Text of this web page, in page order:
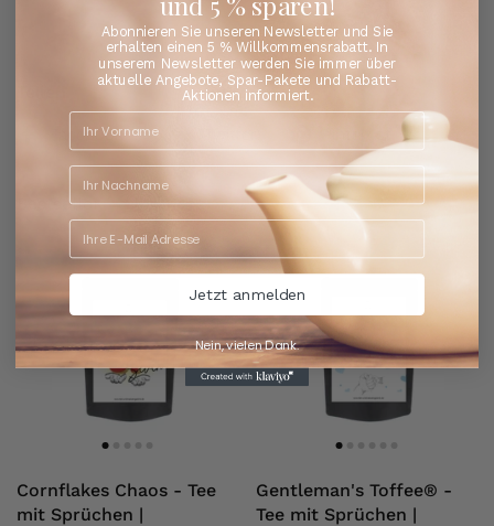
Facebook
Bestseller Entdecken Sie die Lieblingstees unserer Kunden
Cornflakes Chaos - Tee
mit Sprüchen |
Gentleman's Toffee® -
Tee mit Sprüchen |
Abonnieren Sie unseren Newsletter und Sie
erhalten einen 5 % Willkommensrabatt. In
unserem Newsletter werden Sie immer über
aktuelle Angebote, Spar-Pakete und Rabatt-
Aktionen informiert.
Jetzt anmelden
Nein, vielen Dank.